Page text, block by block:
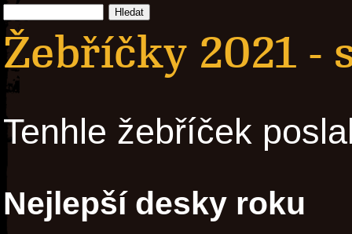
Žebříčky 2021 -
Tenhle žebříček
Nejlepší desky roku